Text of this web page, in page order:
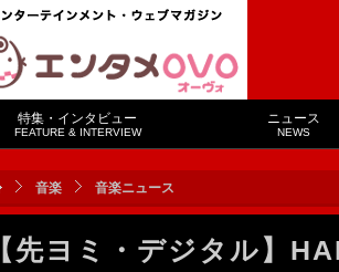
特集・インタビュー
FEATURE & INTERVIEW
ニュース
NEWS
音楽 音楽ニュース
【先ヨミ・デジタル】